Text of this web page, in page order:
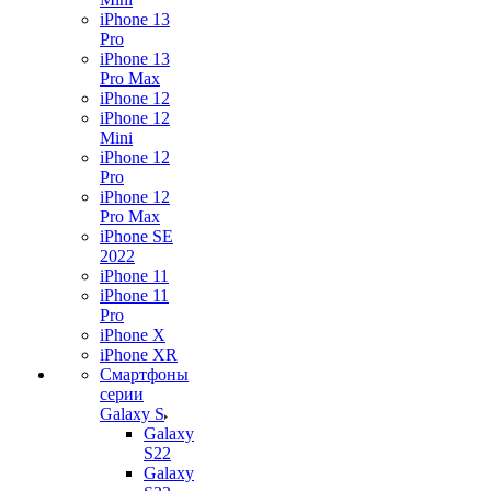
iPhone 13
Pro
iPhone 13
Pro Max
iPhone 12
iPhone 12
Mini
iPhone 12
Pro
iPhone 12
Pro Max
iPhone SE
2022
iPhone 11
iPhone 11
Pro
iPhone X
iPhone XR
Смартфоны
серии
Galaxy S
Galaxy
S22
Galaxy